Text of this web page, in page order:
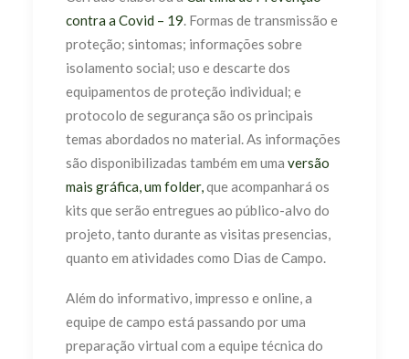
contra a Covid – 19. Formas de transmissão e
proteção; sintomas; informações sobre
isolamento social; uso e descarte dos
equipamentos de proteção individual; e
protocolo de segurança são os principais
temas abordados no material. As informações
são disponibilizadas também em uma versão
mais gráfica, um folder,que acompanhará os
kits que serão entregues ao público-alvo do
projeto, tanto durante as visitas presencias,
quanto em atividades como Dias de Campo.
Além do informativo, impresso e online, a
equipe de campo está passando por uma
preparação virtual com a equipe técnica do